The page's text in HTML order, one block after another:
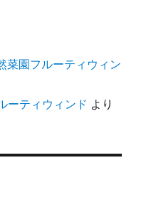
菜園フルーティウィン
ーティウィンド より